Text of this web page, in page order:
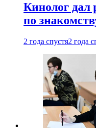
Кинолог дал
по
2 года спустя2 года